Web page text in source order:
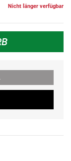
Nicht länger verfügbar